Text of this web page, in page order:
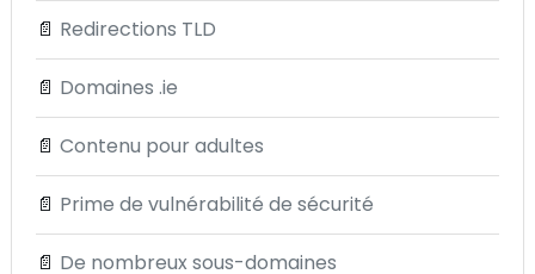
📄 Redirections TLD
📄 Domaines .ie
📄 Contenu pour adultes
📄 Prime de vulnérabilité de sécurité
📄 De nombreux sous-domaines